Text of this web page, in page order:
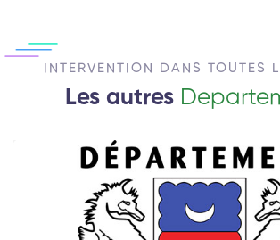
INTERVENTION DANS TOUTES
Les autres